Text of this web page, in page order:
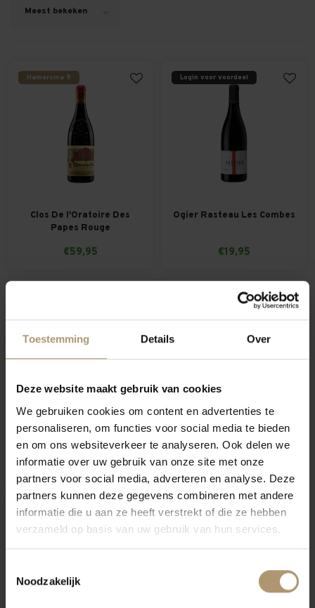
Toestemming Details Over
Deze website maakt gebruik van cookies
We gebruiken cookies om content en advertenties te
personaliseren, om functies voor social media te bieden
en om ons websiteverkeer te analyseren. Ook delen we
informatie over uw gebruik van onze site met onze
partners voor social media, adverteren en analyse. Deze
partners kunnen deze gegevens combineren met andere
informatie die u aan ze heeft verstrekt of die ze hebben
verzameld op basis van uw gebruik van hun services.
Noodzakelijk
Meest bekeken
Hamersma 9
Clos De l'Oratoire Des
Papes Rouge
€59,95
Login voor voordeel
Ogier Rasteau Les Combes
€19,95
Ogier Lirac Rouge Le Petit
Prince
€16,50
Ogier Gigondas Les
Dentelles
€29,95
Login voor voordeel Login voor voordeel